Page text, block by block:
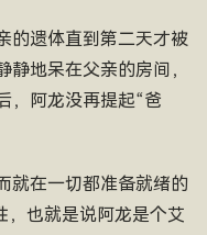
的遗体直到第二天才被
地呆在父亲的房间，
，阿龙没再提起“爸
就在一切都准备就绪的
，也就是说阿龙是个艾